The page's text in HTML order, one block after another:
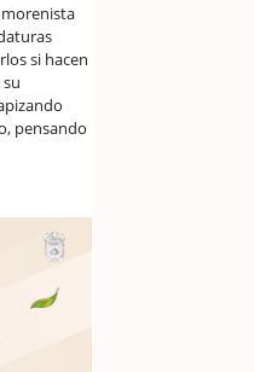
si hacen
pensando